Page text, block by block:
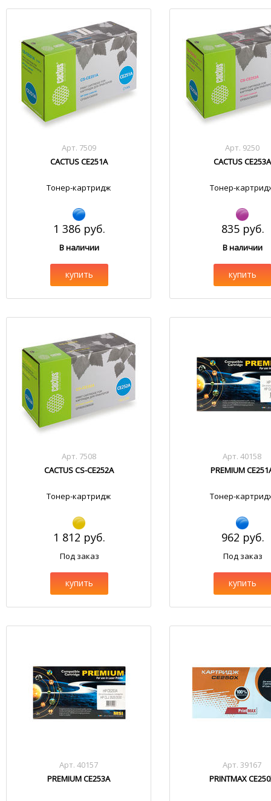
Арт. 7509
CACTUS CE251A
Тонер-картридж
1 386 руб.
В наличии
купить
Арт. 9250
CACTUS CE253A
Тонер-
835 руб.
В наличии
купить
Арт. 7508
CACTUS CS-CE252A
Тонер-картридж
1 812 руб.
Под заказ
купить
Арт. 40158
PREMIUM
Тонер-
962 руб.
Под заказ
купить
Арт. 40157
PREMIUM CE253A
Арт. 39167
PRINTMAX